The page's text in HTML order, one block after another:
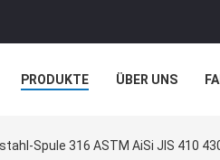
PRODUKTE ÜBER UNS
Spule 316 ASTM AiSi JIS 410